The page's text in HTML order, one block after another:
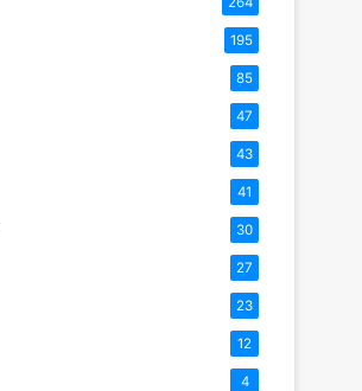
195
85
47
43
41
30
27
23
12
4